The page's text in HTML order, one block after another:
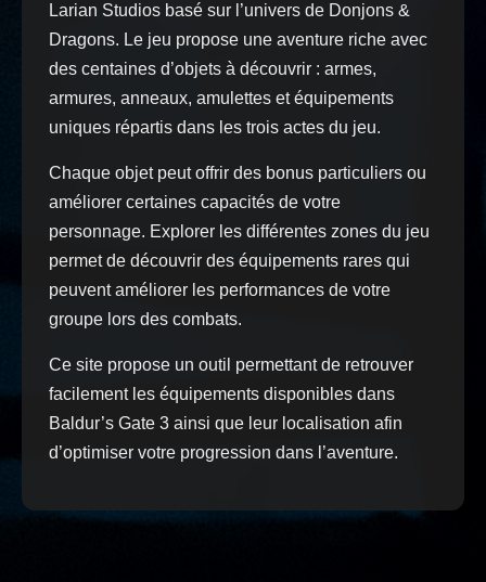
Larian Studios basé sur l’univers de Donjons &
Dragons. Le jeu propose une aventure riche avec
des centaines d’objets à découvrir : armes,
armures, anneaux, amulettes et équipements
uniques répartis dans les trois actes du jeu.
Chaque objet peut offrir des bonus particuliers ou
améliorer certaines capacités de votre
personnage. Explorer les différentes zones du jeu
permet de découvrir des équipements rares qui
peuvent améliorer les performances de votre
groupe lors des combats.
Ce site propose un outil permettant de retrouver
facilement les équipements disponibles dans
Baldur’s Gate 3 ainsi que leur localisation afin
d’optimiser votre progression dans l’aventure.